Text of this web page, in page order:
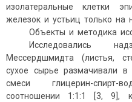
изолатеральные клетки
железок и устьиц только на
Объекты и методика
Исследовались
Мессердшмидта (листья,
сухое сырье размачивали
смеси глицерин-спирт-
соотношении 1:1:1 [3, 9],